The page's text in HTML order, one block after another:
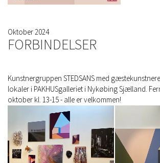
Oktober 2024
FORBINDELSER
Kunstnergruppen STEDSANS med
lokaler i PAKHUSgalleriet i Nykøbing Sjælland.
oktober kl. 13-15 - alle er velkommen!